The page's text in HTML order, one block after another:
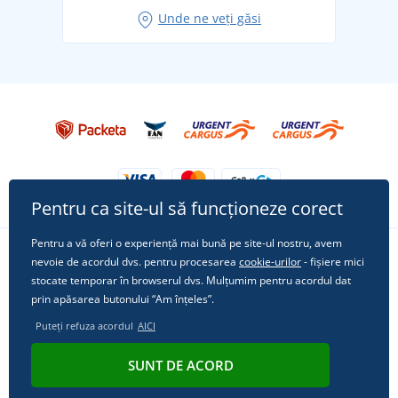
Tricoul preferat City în rol principal: ținute pentru
Unde ne veți găsi
Urmărește-ne pe rețelele sociale
© 2011 - 2026, Dual Trade s.r.o. | Din punct de vedere tehnic oferă
Pentru ca site-ul să funcționeze corect
Pentru a vă oferi o experiență mai bună pe site-ul nostru, avem
nevoie de acordul dvs. pentru procesarea cookie-urilor- fișiere mici
stocate temporar în browserul dvs. Mulțumim pentru acordul dat
prin apăsarea butonului “Am înțeles”.
Puteți refuza acordul AICI
SUNT DE ACORD